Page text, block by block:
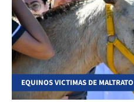
EQUINOS VICTIMAS DE MALTRATO